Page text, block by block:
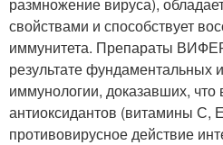
свойствами и способствует
иммунитета. Препараты
результате фундаментальных
иммунологии, доказавших, что
антиоксидантов (витамины С,
противовирусное действие